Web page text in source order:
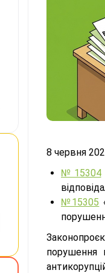
8 червня
№15304
№15305
порушення